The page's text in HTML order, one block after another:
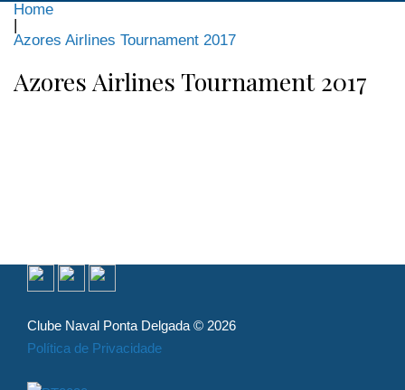
Home
|
Azores Airlines Tournament 2017
Azores Airlines Tournament 2017
Clube Naval Ponta Delgada © 2026
Política de Privacidade